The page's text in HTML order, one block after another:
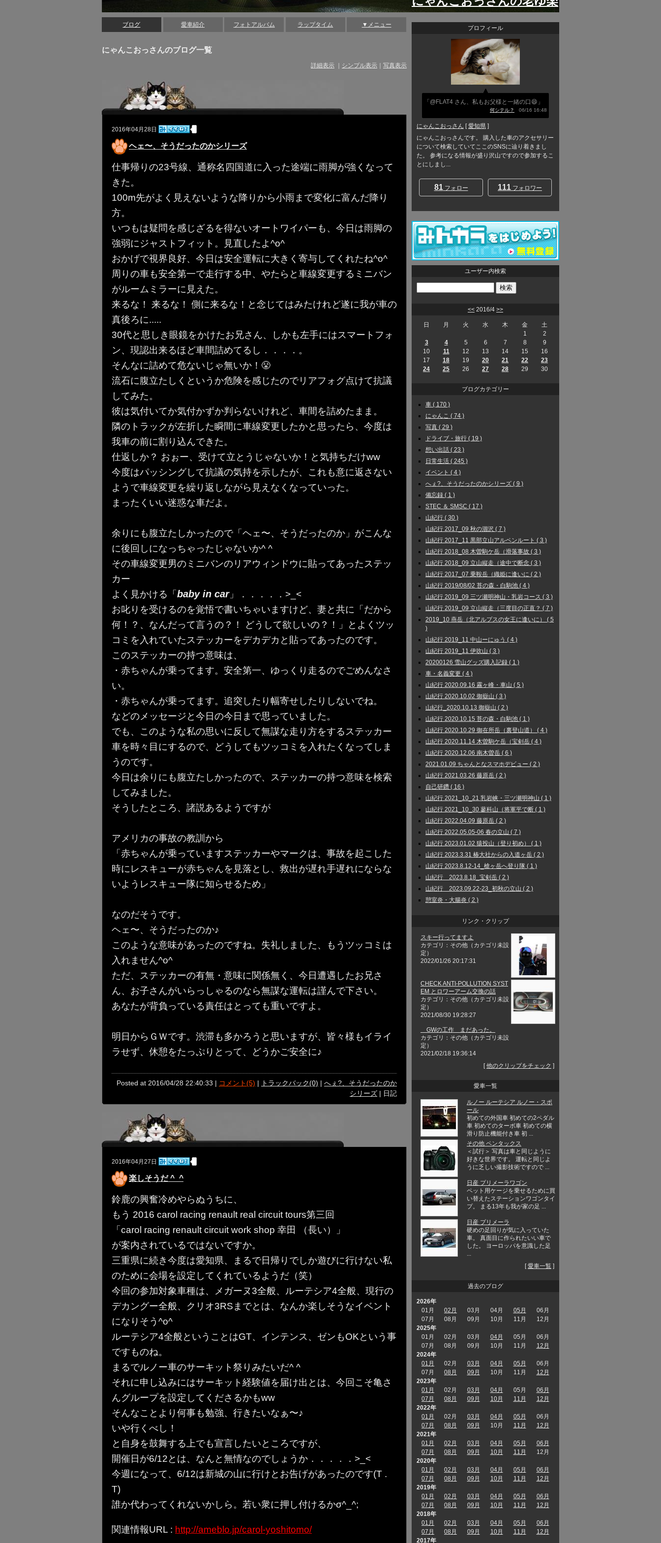
ブログ 愛車紹介 フォトアルバム ラップタイム ▼メニュー
にゃんこおっさんのブログ一覧
詳細表示 シンプル表示 写真表示
2016年04月28日
ヘェ〜、そうだったのかシリーズ
仕事帰りの23号線、通称名四国道に入った途端に雨脚が強くなって
きた。
100m先がよく見えないような降りから小雨まで変化に富んだ降り
方。
いつもは疑問を感じざるを得ないオートワイパーも、今日は雨脚の
強弱にジャストフィット。見直したよ^o^
おかげで視界良好、今日は安全運転に大きく寄与してくれたね^o^
周りの車も安全第一で走行する中、やたらと車線変更するミニバン
がルームミラーに見えた。
来るな！ 来るな！ 側に来るな！と念じてはみたけれど遂に我が車の
真後ろに.....
30代と思しき眼鏡をかけたお兄さん、しかも左手にはスマートフォ
ン、現認出来るほど車間詰めてるし．．．．。
そんなに詰めて危ないじゃ無いか！😤
流石に腹立たしくというか危険を感じたのでリアフォグ点けて抗議
してみた。
彼は気付いてか気付かずか判らないけれど、車間を詰めたまま。
隣のトラックが左折した瞬間に車線変更したかと思ったら、今度は
我車の前に割り込んできた。
仕返しか？ おぉー、受けて立とうじゃないか！と気持ちだけww
今度はパッシングして抗議の気持を示したが、これも意に返さない
ようで車線変更を繰り返しながら見えなくなっていった。
まったくいい迷惑な車だよ。
余りにも腹立たしかったので「ヘェ〜、そうだったのか」がこんな
に後回しになっちゃったじゃないか^ ^
その車線変更男のミニバンのリアウィンドウに貼ってあったステッ
カー
よく見かける「baby in car」．．．．．>_<
お叱りを受けるのを覚悟で書いちゃいますけど、妻と共に「だから
何！？、なんだって言うの？！ どうして欲しいの？！」とよくツッ
コミを入れていたステッカーをデカデカと貼ってあったのです。
このステッカーの持つ意味は、
・赤ちゃんが乗ってます。安全第一、ゆっくり走るのでごめんなさ
い。
・赤ちゃんが乗ってます。追突したり幅寄せしたりしないでね。
などのメッセージと今日の今日まで思っていました。
でも、このような私の思いに反して無謀な走り方をするステッカー
車を時々目にするので、どうしてもツッコミを入れたくなってしま
うのです。
今日は余りにも腹立たしかったので、ステッカーの持つ意味を検索
してみました。
そうしたところ、諸説あるようですが
アメリカの事故の教訓から
「赤ちゃんが乗っていますステッカーやマークは、事故を起こした
時にレスキューが赤ちゃんを見落とし、救出が遅れ手遅れにならな
いようレスキュー隊に知らせるため」
なのだそうです。
ヘェ〜、そうだったのか♪
このような意味があったのですね。失礼しました、もうツッコミは
入れません^o^
ただ、ステッカーの有無・意味に関係無く、今日遭遇したお兄さ
ん、お子さんがいらっしゃるのなら無謀な運転は謹んで下さい。
あなたが背負っている責任はとっても重いですよ。
明日からＧＷです。渋滞も多かろうと思いますが、皆々様もイライ
ラせず、休憩をたっぷりとって、どうかご安全に♪
Posted at 2016/04/28 22:40:33 | コメント(5) | トラックバック(0) | へぇ?、そうだったのか
シリーズ | 日記
2016年04月27日
楽しそうだ ^_^
鈴鹿の興奮冷めやらぬうちに、
もう 2016 carol racing renault real circuit tours第三回
「carol racing renault circuit work shop 幸田 （長い）」
が案内されているではないですか。
三重県に続き今度は愛知県、まるで日帰りでしか遊びに行けない私
のために会場を設定してくれているようだ（笑）
今回の参加対象車種は、メガーヌ3全般、ルーテシア4全般、現行の
デカングー全般、クリオ3RSまでとは、なんか楽しそうなイベント
になりそう^o^
ルーテシア4全般ということはGT、インテンス、ゼンもOKという事
ですものね。
まるでルノー車のサーキット祭りみたいだ^ ^
それに申し込みにはサーキット経験値を届け出とは、今回こそ亀さ
んグループを設定してくださるかもww
そんなことより何事も勉強、行きたいなぁ〜♪
いや行くべし！
と自身を鼓舞する上でも宣言したいところですが、
開催日が6/12とは、なんと無情なのでしょうか．．．．．>_<
今週になって、6/12は新城の山に行けとお告げがあったのです(T .
T)
誰か代わってくれないかしら。若い衆に押し付けるかσ^_^;
関連情報URL : http://ameblo.jp/carol-yoshitomo/
プロフィール
「@FLAT4 さん、私もお父様と一緒の口😄」
何シテル？ 06/16 16:48
にゃんこおっさん [愛知県 ]
にゃんこおっさんです。 購入した車のアクセサリー
について検索していてここのSNSに辿り着きまし
た。 参考になる情報が盛り沢山ですので参加するこ
とにしまし...
81フォロー 111 フォロワー
ユーザー内検索
<< 2016/4 >>
日 月 火 水 木 金
土
1
2
3
4 5 6 7 8
9
10
11 12 13 14 15
16
17
18 19 20 21 22
23
24
25 26 27 28 29 30
ブログカテゴリー
車 ( 170 )
にゃんこ ( 74 )
写真 ( 29 )
ドライブ・旅行 ( 19 )
想い出話 ( 23 )
日常生活 ( 245 )
イベント ( 4 )
へぇ?、そうだったのかシリーズ ( 9 )
備忘録 ( 1 )
STEC ＆ SMSC ( 17 )
山紀行 ( 30 )
山紀行 2017_09 秋の涸沢 ( 7 )
山紀行 2017_11 黒部立山アルペンルート ( 3 )
山紀行 2018_08 木曽駒ケ岳（滑落事故 ( 3 )
山紀行 2018_09 立山縦走（途中で断念 ( 3 )
山紀行 2017_07 乗鞍岳（織姫に逢いに ( 2 )
山紀行 2019/08/02 苔の森・白駒池 ( 4 )
山紀行 2019_09 三ツ瀬明神山・乳岩コース ( 3 )
山紀行 2019_09 立山縦走（三度目の正直？ ( 7 )
2019_10 燕岳（北アルプスの女王に逢いに） ( 5
)
山紀行 2019_11 中山ーにゅう ( 4 )
山紀行 2019_11 伊吹山 ( 3 )
20200126 雪山グッズ購入記録 ( 1 )
車・名義変更 ( 4 )
山紀行 2020.09.16 霧ヶ峰・車山 ( 5 )
山紀行 2020.10.02 御嶽山 ( 3 )
山紀行_2020.10.13 御嶽山 ( 2 )
山紀行 2020.10.15 苔の森・白駒池 ( 1 )
山紀行 2020.10.29 御在所岳（裏登山道） ( 4 )
山紀行 2020.11.14 木曽駒ケ岳（宝剣岳 ( 4 )
山紀行 2020.12.06 南木曽岳 ( 6 )
2021.01.09 ちゃんとなスマホデビュー ( 2 )
山紀行 2021.03.26 藤原岳 ( 2 )
自己研鑽 ( 16 )
山紀行 2021_10_21 乳岩峡・三ツ瀬明神山 ( 1 )
山紀行 2021_10_30 蓼科山（将軍平で断 ( 1 )
山紀行 2022.04.09 藤原岳 ( 2 )
山紀行 2022.05.05-06 春の立山 ( 7 )
山紀行 2023.01.02 猿投山（登り初め） ( 1 )
山紀行 2023.3.31 椿大社からの入道ヶ岳 ( 2 )
山紀行 2023.8.12-14_槍ヶ岳へ登り隊 ( 1 )
山紀行 2023.8.18_宝剣岳 ( 2 )
山紀行 2023.09.22-23_初秋の立山 ( 2 )
憩室炎・大腸炎 ( 2 )
リンク・クリップ
スキー行ってますよ
カテゴリ：その他（カテゴリ未設
定）
2022/01/26 20:17:31
CHECK ANTI-POLLUTION SYST
EM とロワーアーム交換の話
カテゴリ：その他（カテゴリ未設
定）
2021/08/30 19:28:27
GWの工作 まだあった。
カテゴリ：その他（カテゴリ未設
定）
2021/02/18 19:36:14
[他のクリップをチェック ]
愛車一覧
ルノー ルーテシア ルノー・スポ
ール
初めての外国車 初めての2ペダル
車 初めてのターボ車 初めての横
滑り防止機能付き車 初 ...
その他 ペンタックス
＜試行＞ 写真は車と同じように
好きな世界です。 運転と同じよ
うに乏しい撮影技術ですので ...
日産 プリメーラワゴン
ペット用ケージを乗せるために買
い替えたステーションワゴンタイ
プ。 まる13年も我が家の足 ...
日産 プリメーラ
硬めの足回りが気に入っていた
車。 真面目に作られたいい車で
した。 ヨーロッパを意識した足
[愛車一覧 ]
過去のブログ
2026年
01月
02月 03月 04月 05月
06月
07月
08月 09月 10月 11月
12月
2025年
01月
02月 03月 04月 05月
06月
07月
08月 09月 10月 11月
12月
2024年
01月
02月 03月 04月 05月
06月
07月
08月 09月 10月 11月
12月
2023年
01月
02月 03月 04月 05月
06月
07月
08月 09月 10月 11月
12月
2022年
01月
02月 03月 04月 05月
06月
07月
08月 09月 10月 11月
12月
2021年
01月
02月 03月 04月 05月
06月
07月
08月 09月 10月 11月
12月
2020年
01月
02月 03月 04月 05月
06月
07月
08月 09月 10月 11月
12月
2019年
01月
02月 03月 04月 05月
06月
07月
08月 09月 10月 11月
12月
2018年
01月
02月 03月 04月 05月
06月
07月
08月 09月 10月 11月
12月
2017年